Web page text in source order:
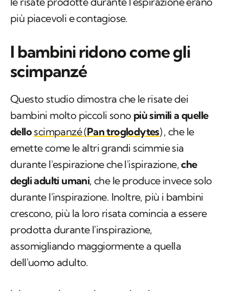
più piacevoli e contagiose.
I bambini ridono come gli
scimpanzé
Questo studio dimostra che le risate dei
bambini molto piccoli sono più simili a quelle
dello scimpanzé (Pan troglodytes), che le
emette come le altri grandi scimmie sia
durante l'espirazione che l'ispirazione,che
degli adulti umani, che le produce invece solo
durante l'inspirazione. Inoltre, più i bambini
crescono, più la loro risata comincia a essere
prodotta durante l'inspirazione,
assomigliando maggiormente a quella
dell'uomo adulto.